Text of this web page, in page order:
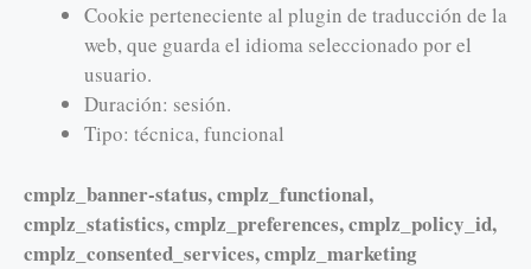
Cookie perteneciente al plugin de traducción de la
web, que guarda el idioma seleccionado por el
usuario.
Duración: sesión.
Tipo: técnica, funcional
cmplz_banner-status, cmplz_functional,
cmplz_statistics, cmplz_preferences, cmplz_policy_id,
cmplz_consented_services, cmplz_marketing